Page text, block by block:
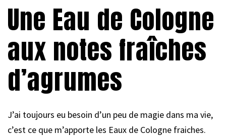
Une Eau de Cologne
aux notes fraîches
d’agrumes
J’ai toujours eu besoin d’un peu de magie dans ma vie,
c’est ce que m’apporte les Eaux de Cologne fraiches.